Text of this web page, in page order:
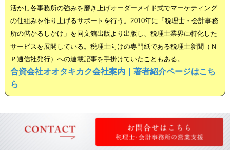
活かし各事務所の強みを磨き上げオーダーメイド式でマーケティング
の仕組みを作り上げるサポートを行う。2010年に「税理士・会計事務
所の儲かるしかけ」を同文館出版より出版し、税理士業界に特化した
サービスを展開している。税理士向けの専門紙である税理士新聞（Ｎ
Ｐ通信社発行）への連載記事を手掛けていたこともある。
合資会社オオタキカク会社案内｜著者紹介ページはこち
ら